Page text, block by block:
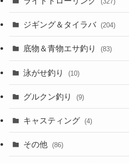
ジギング＆タイラバ (204)
底物＆青物エサ釣り (83)
泳がせ釣り (10)
グルクン釣り (9)
キャスティング (4)
その他 (86)